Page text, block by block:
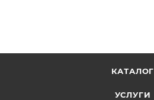
КАТАЛОГ
УСЛУГИ